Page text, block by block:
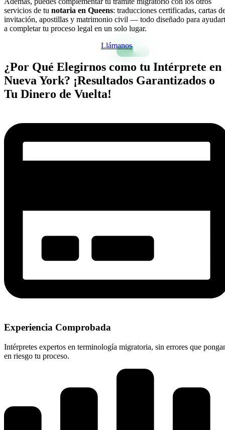
servicios de tu notaria en Queens: traducciones certificadas, cartas
invitación, apostillas y matrimonio civil — todo diseñado para
a completar tu proceso legal en un solo lugar.
Llámanos
¿Por Qué Elegirnos como tu Intérprete en
Nueva York? ¡Resultados Garantizados o
Tu Dinero de Vuelta!
Experiencia Comprobada
Intérpretes expertos en terminología migratoria, sin errores que
en riesgo tu proceso.